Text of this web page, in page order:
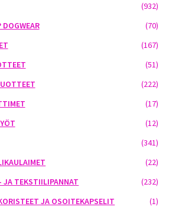
(932)
(70)
(167)
(51)
(222)
(17)
(12)
(341)
(22)
JA TEKSTIILIPANNAT
(232)
JA OSOITEKAPSELIT
(1)